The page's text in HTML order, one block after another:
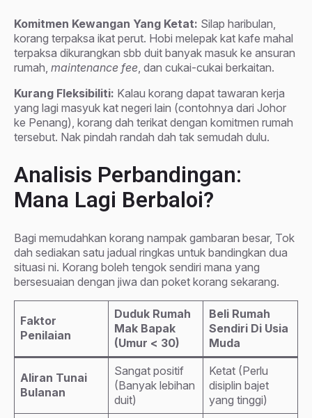
Komitmen Kewangan Yang Ketat: Silap haribulan,
korang terpaksa ikat perut. Hobi melepak kat kafe mahal
terpaksa dikurangkan sbb duit banyak masuk ke ansuran
rumah, maintenance fee, dan cukai-cukai berkaitan.
Kurang Fleksibiliti: Kalau korang dapat tawaran kerja
yang lagi masyuk kat negeri lain (contohnya dari Johor
ke Penang), korang dah terikat dengan komitmen rumah
tersebut. Nak pindah randah dah tak semudah dulu.
Analisis Perbandingan:
Mana Lagi Berbaloi?
Bagi memudahkan korang nampak gambaran besar, Tok
dah sediakan satu jadual ringkas untuk bandingkan dua
situasi ni. Korang boleh tengok sendiri mana yang
bersesuaian dengan jiwa dan poket korang sekarang.
Faktor
Penilaian
Duduk Rumah
Mak Bapak
(Umur < 30)
Beli Rumah
Sendiri Di Usia
Muda
Aliran Tunai
Bulanan
Sangat positif
(Banyak lebihan
duit)
Ketat (Perlu
disiplin bajet
yang tinggi)